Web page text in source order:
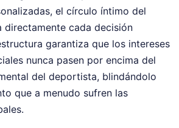
el círculo íntimo del
directamente cada decisión
garantiza que los intereses
nunca pasen por encima del
del deportista, blindándolo
que a menudo sufren las